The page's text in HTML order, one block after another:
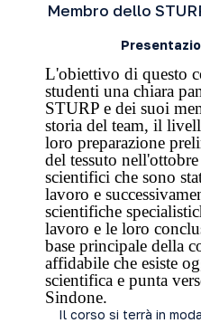
Membro dello
L'obiettivo di questo
studenti una chiara
STURP e dei suoi
storia del team, il
loro preparazione
del tessuto
scientifici che sono
lavoro e
scientifiche
lavoro e le loro
base principale della
affidabile che esiste
scientifica e punta
Sindone.
Il corso si terrà in